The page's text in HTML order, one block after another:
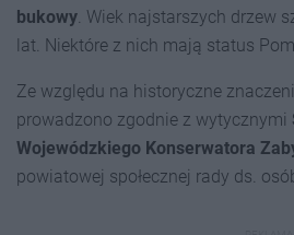
bukowy . Wiek najstarszych drzew
lat. Niektóre z nich mają status
Ze względu na historyczne
prowadzono zgodnie z wytycznymi
Wojewódzkiego Konserwatora
powiatowej społecznej rady ds.